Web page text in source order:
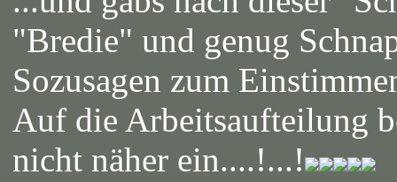
"Bredie" und genug
Sozusagen zum
Auf die Arbeitsaufteilung
nicht näher ein....!...!